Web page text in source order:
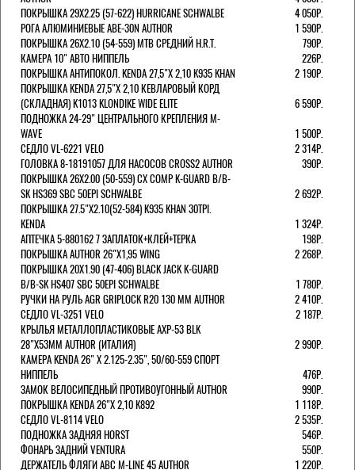
ПОКРЫШКА 29X2.25 (57-622) HURRICANE SCHWALBE
4 050Р.
РОГА АЛЮМИНИЕВЫЕ ABE-30N AUTHOR
1 590Р.
ПОКРЫШКА 26X2.10 (54-559) MTB СРЕДНИЙ H.R.T.
790Р.
КАМЕРА 10" АВТО НИППЕЛЬ
226Р.
ПОКРЫШКА АНТИПОКОЛ. KENDA 27,5"Х 2,10 K935 KHAN
2 190Р.
ПОКРЫШКА KENDA 27,5"Х 2,10 КЕВЛАРОВЫЙ КОРД
(СКЛАДНАЯ) K1013 KLONDIKE WIDE ELITE
6 590Р.
ПОДНОЖКА 24-29" ЦЕНТРАЛЬНОГО КРЕПЛЕНИЯ M-
WAVE
1 500Р.
СЕДЛО VL-6221 VELO
2 314Р.
ГОЛОВКА 8-18191057 ДЛЯ НАСОСОВ CROSS2 AUTHOR
390Р.
ПОКРЫШКА 26X2.00 (50-559) CX COMP K-GUARD B/B-
SK HS369 SBC 50EPI SCHWALBE
2 692Р.
ПОКРЫШКА 27.5"Х2.10(52-584) K935 KHAN 30TPI.
KENDA
1 324Р.
АПТЕЧКА 5-880162 7 ЗАПЛАТОК+КЛЕЙ+ТЕРКА
198Р.
ПОКРЫШКА AUTHOR 26"Х1,95 WING
2 268Р.
ПОКРЫШКА 20X1.90 (47-406) BLACK JACK K-GUARD
B/B-SK HS407 SBC 50EPI SCHWALBE
1 780Р.
РУЧКИ НА РУЛЬ AGR GRIPLOCK R20 130 ММ AUTHOR
2 410Р.
СЕДЛО VL-3251 VELO
2 187Р.
КРЫЛЬЯ МЕТАЛЛОПЛАСТИКОВЫЕ AXP-53 BLK
28"Х53ММ AUTHOR (ИТАЛИЯ)
2 990Р.
КАМЕРА KENDA 26" Х 2.125-2.35", 50/60-559 СПОРТ
НИППЕЛЬ
476Р.
ЗАМОК ВЕЛОСИПЕДНЫЙ ПРОТИВОУГОННЫЙ AUTHOR
990Р.
ПОКРЫШКА KENDA 26"Х 2,10 K892
1 118Р.
СЕДЛО VL-8114 VELO
2 535Р.
ПОДНОЖКА ЗАДНЯЯ HORST
546Р.
ФОНАРЬ ЗАДНИЙ VENTURA
550Р.
ДЕРЖАТЕЛЬ ФЛЯГИ АВС M-LINE 45 AUTHOR
1 220Р.